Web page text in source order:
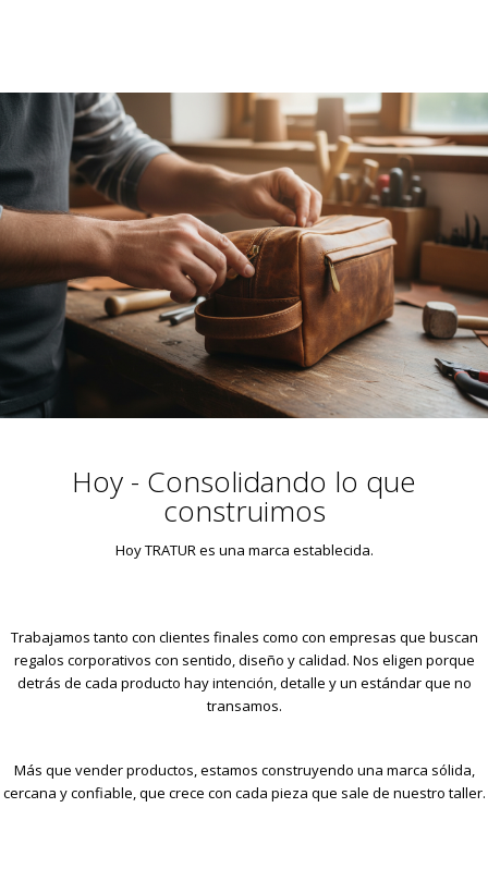
Hoy - Consolidando lo que
construimos
Hoy TRATUR es una marca establecida.
Trabajamos tanto con clientes finales como con empresas que buscan
regalos corporativos con sentido, diseño y calidad. Nos eligen porque
detrás de cada producto hay intención, detalle y un estándar que no
transamos.
Más que vender productos, estamos construyendo una marca sólida,
cercana y confiable, que crece con cada pieza que sale de nuestro taller.